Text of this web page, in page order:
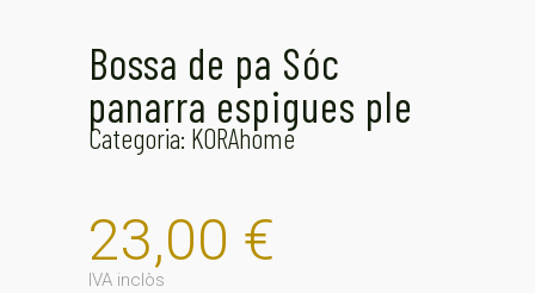
Bossa de pa Sóc
panarra espigues ple
Categoria: KORAhome
23,00 €
IVA inclòs